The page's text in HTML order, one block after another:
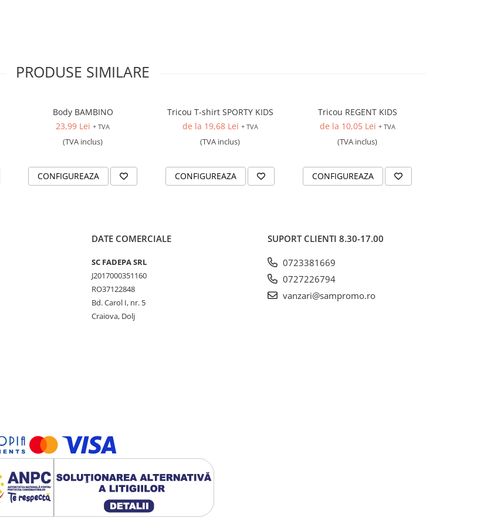
PRODUSE SIMILARE
Body BAMBINO
23,99 Lei + TVA
(TVA inclus)
CONFIGUREAZA
Tricou T-shirt SPORTY KIDS
de la 19,68 Lei + TVA
(TVA inclus)
CONFIGUREAZA
Tricou REGENT KIDS
de la 10,05 Lei + TVA
(TVA inclus)
CONFIGUREAZA
DATE COMERCIALE
SC FADEPA SRL
J2017000351160
RO37122848
Bd. Carol I, nr. 5
Craiova, Dolj
SUPORT CLIENTI 8.30-17.00
0723381669
0727226794
vanzari@sampromo.ro